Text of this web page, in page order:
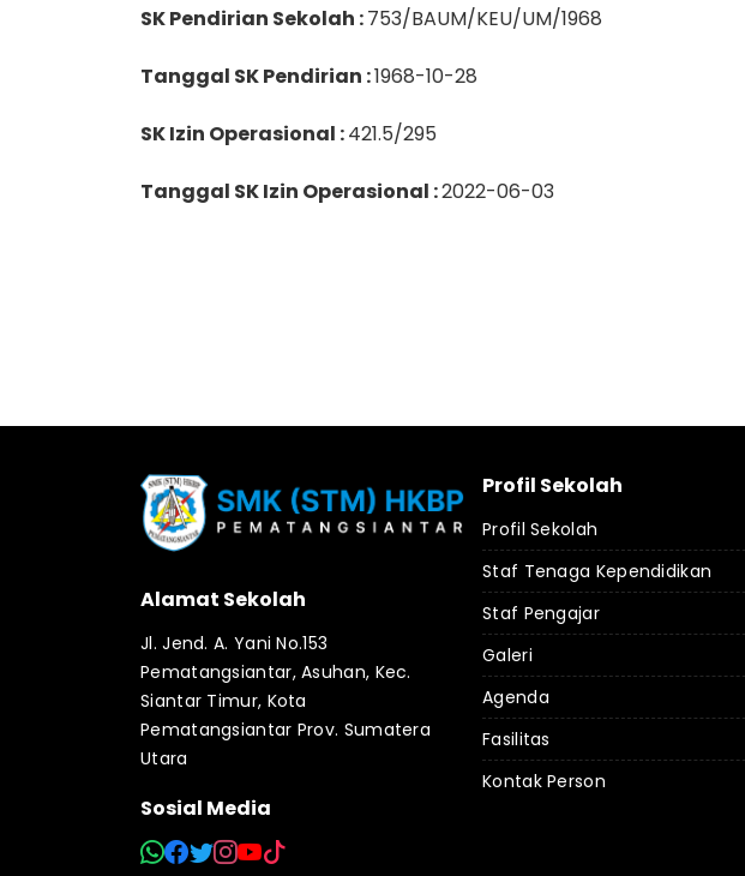
SK Pendirian Sekolah :753/BAUM/KEU/UM/1968
Tanggal SK Pendirian :1968-10-28
SK Izin Operasional :421.5/295
Tanggal SK Izin Operasional :2022-06-03
Alamat Sekolah
Jl. Jend. A. Yani No.153
Pematangsiantar, Asuhan, Kec.
Siantar Timur, Kota
Pematangsiantar Prov. Sumatera
Utara
Sosial Media
Profil Sekolah
Profil Sekolah
Staf Tenaga Kependidikan
Staf Pengajar
Galeri
Agenda
Fasilitas
Kontak Person